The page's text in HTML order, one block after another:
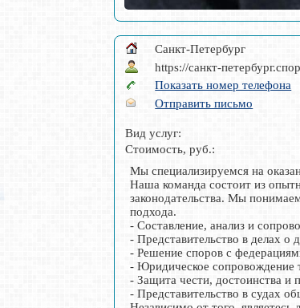
Санкт-Петербург
https://санкт-
Показать номер телефона
Отправить письмо
Вид услуг:
Стоимость, руб.:
Мы специализируемся на
Наша команда состоит из
законодательства. Мы
подхода.
- Составление, анализ и
- Представительство в делах о
- Решение споров с
- Юридическое сопровождение
- Защита чести, достоинства и
- Представительство в судах